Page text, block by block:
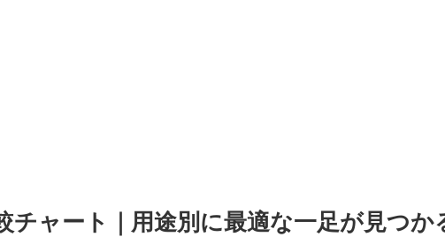
チャート｜用途別に最適な一足が見つか